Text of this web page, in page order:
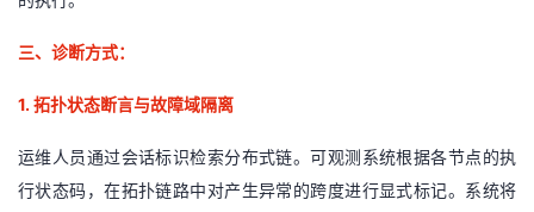
三、诊断方式：
1. 拓扑状态断言与故障域隔离
运维人员通过会话标识检索分布式链。可观测系统根据各节点的执
行状态码，在拓扑链路中对产生异常的跨度进行显式标记。系统将